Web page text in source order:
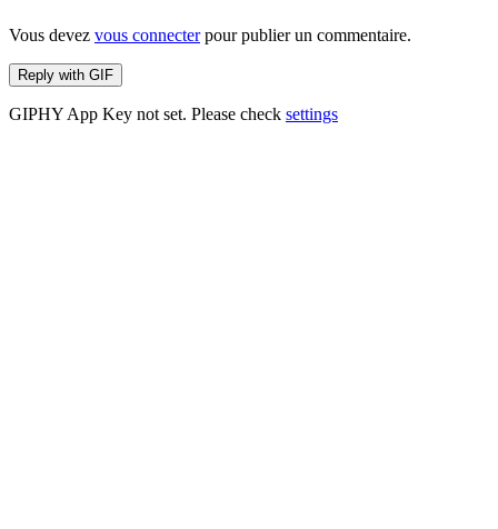
Vous devez vous connecterpour publier un commentaire.
Reply with GIF
GIPHY App Key not set. Please check settings